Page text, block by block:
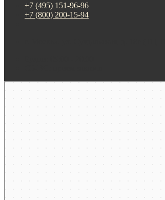
+7 (495) 151-96-96
+7 (800) 200-15-94
Москва